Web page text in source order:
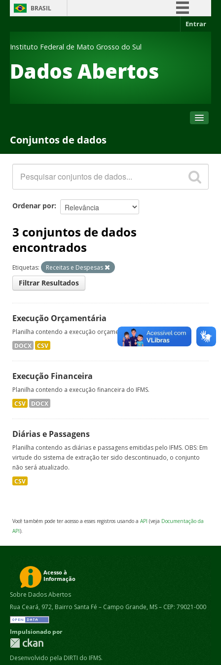
BRASIL
Acesso à informação
Canais
Entrar
Dados Abertos
Instituto Federal de Mato Grosso do Sul
Conjuntos de dados
Organizações
Sobre
Conjuntos de dados
Ordenar por
3 conjuntos de dados
encontrados
Etiquetas: Receitas e Despesas
Filtrar Resultados
Execução Orçamentária
Planilha contendo a execução orçamentária do IFMS.
DOCX CSV
Execução Financeira
Planilha contendo a execução financeira do IFMS.
CSV DOCX
Diárias e Passagens
Planilha contendo as diárias e passagens emitidas pelo IFMS. OBS: Em
virtude do sistema de extração ter sido descontinuado, o conjunto
não será atualizado.
CSV
Você também pode ter acesso a esses registros usando a API (veja Documentação da
API).
Sobre Dados Abertos
Rua Ceará, 972, Bairro Santa Fé – Campo Grande, MS – CEP: 79021-000
Impulsionado por
Desenvolvido pela DIRTI do IFMS.